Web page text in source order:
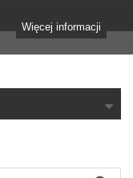
Więcej informacji